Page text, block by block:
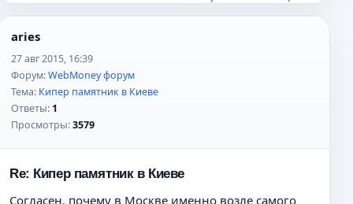
aries
27 авг 2015, 16:39
Форум:WebMoney форум
Тема: Кипер памятник в Киеве
Ответы: 1
Просмотры:3579
Re: Кипер памятник в Киеве
Согласен, почему в Москве именно возле самого